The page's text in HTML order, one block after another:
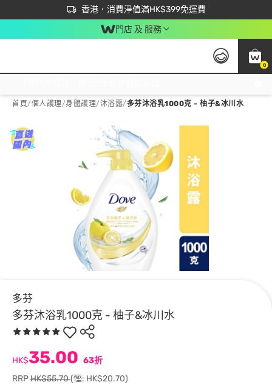
香港．消費淨值滿HK$399免運費
立即成為易賞錢會員盡享獨家優惠
首次APP下單買滿$450 輸入 NEWAPP 即減$50
門店 及 服務
0
首頁/個人護理/身體護理/沐浴露/多芬沐浴乳1000克 - 柚子&冰川水
多芬
多芬沐浴乳1000克 - 柚子&冰川水
HK$35.00 63折
RRPHK$55.70(慳: HK$20.70)